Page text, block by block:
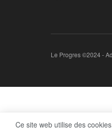
Le Progres ©2024 -
Ce site web utilise des